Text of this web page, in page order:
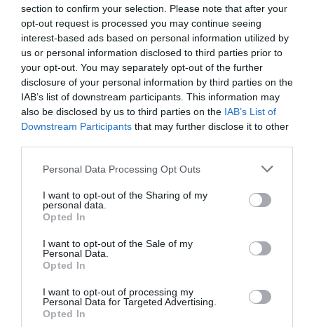
section to confirm your selection. Please note that after your
opt-out request is processed you may continue seeing
interest-based ads based on personal information utilized by
us or personal information disclosed to third parties prior to
your opt-out. You may separately opt-out of the further
disclosure of your personal information by third parties on the
IAB’s list of downstream participants. This information may
also be disclosed by us to third parties on the IAB’s List of
Downstream Participants that may further disclose it to other
Personal Data Processing Opt Outs
I want to opt-out of the Sharing of my
personal data.
Opted In
I want to opt-out of the Sale of my
Personal Data.
Opted In
I want to opt-out of processing my
Personal Data for Targeted Advertising.
Opted In
COMPETIÇÕESNACIONAIS
SUB-23
TORNEIOS 3x3 MASCULINO
TODAS AS
COMPETIÇÕES
COMPETIÇÕES INTERNACIONAIS